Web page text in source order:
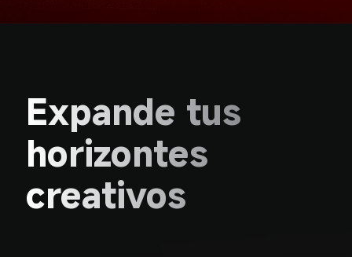
Expande tus
horizontes
creativos